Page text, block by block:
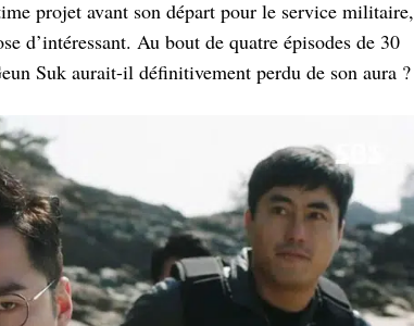
projet avant son départ pour le service militaire,
d’intéressant. Au bout de quatre épisodes de 30
Suk aurait-il définitivement perdu de son aura ?